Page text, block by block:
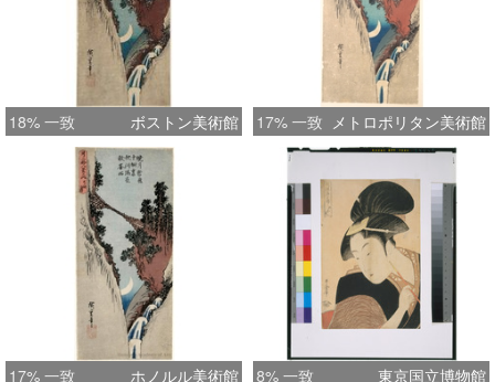
18% 一致 ボストン美術館 17% 一致 メトロポリタン美術館
17% 一致 ホノルル美術館 8% 一致 東京国立博物館